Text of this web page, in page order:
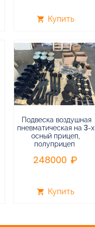
shopping_cart Купить
Подвеска воздушная
пневматическая на 3-х
осный прицеп,
полуприцеп
248000
shopping_cart Купить